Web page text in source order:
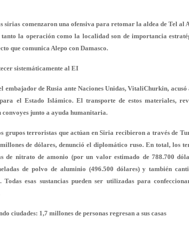
sirias comenzaron una ofensiva para retomar la aldea de Tel al
tanto la operación como la localidad son de importancia
que comunica Alepo con Damasco.
sistemáticamente al EI
embajador de Rusia ante Naciones Unidas, VitaliChurkin,
el Estado Islámico. El transporte de estos materiales,
convoyes junto a ayuda humanitaria.
grupos terroristas que actúan en Siria recibieron a través de
de dólares, denunció el diplomático ruso. En total, los
nitrato de amonio (por un valor estimado de 788.700
de polvo de aluminio (496.500 dólares) y también
esas sustancias pueden ser utilizadas para
ciudades: 1,7 millones de personas regresan a sus casas